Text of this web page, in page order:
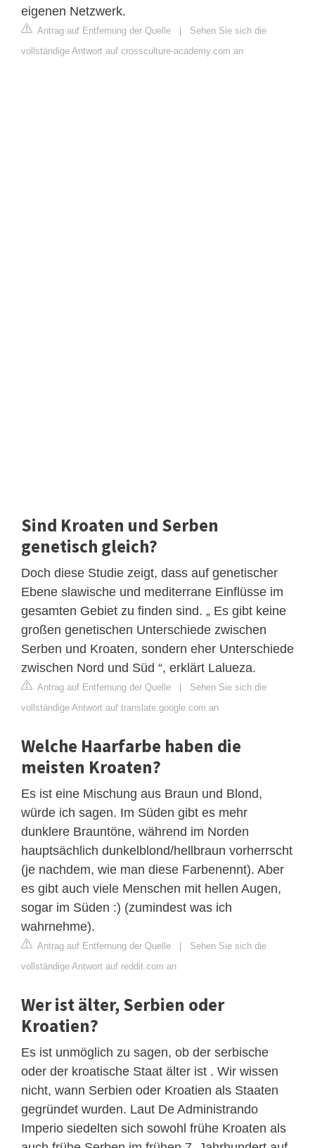
eigenen Netzwerk.
Antrag auf Entfernung der Quelle | Sehen Sie sich die
vollständige Antwort auf crossculture-academy.com an
Sind Kroaten und Serben
genetisch gleich?
Doch diese Studie zeigt, dass auf genetischer
Ebene slawische und mediterrane Einflüsse im
gesamten Gebiet zu finden sind. „ Es gibt keine
großen genetischen Unterschiede zwischen
Serben und Kroaten, sondern eher Unterschiede
zwischen Nord und Süd “, erklärt Lalueza.
Antrag auf Entfernung der Quelle | Sehen Sie sich die
vollständige Antwort auf translate.google.com an
Welche Haarfarbe haben die
meisten Kroaten?
Es ist eine Mischung aus Braun und Blond,
würde ich sagen. Im Süden gibt es mehr
dunklere Brauntöne, während im Norden
hauptsächlich dunkelblond/hellbraun vorherrscht
(je nachdem, wie man diese Farbenennt). Aber
es gibt auch viele Menschen mit hellen Augen,
sogar im Süden :) (zumindest was ich
wahrnehme).
Antrag auf Entfernung der Quelle | Sehen Sie sich die
vollständige Antwort auf reddit.com an
Wer ist älter, Serbien oder
Kroatien?
Es ist unmöglich zu sagen, ob der serbische
oder der kroatische Staat älter ist . Wir wissen
nicht, wann Serbien oder Kroatien als Staaten
gegründet wurden. Laut De Administrando
Imperio siedelten sich sowohl frühe Kroaten als